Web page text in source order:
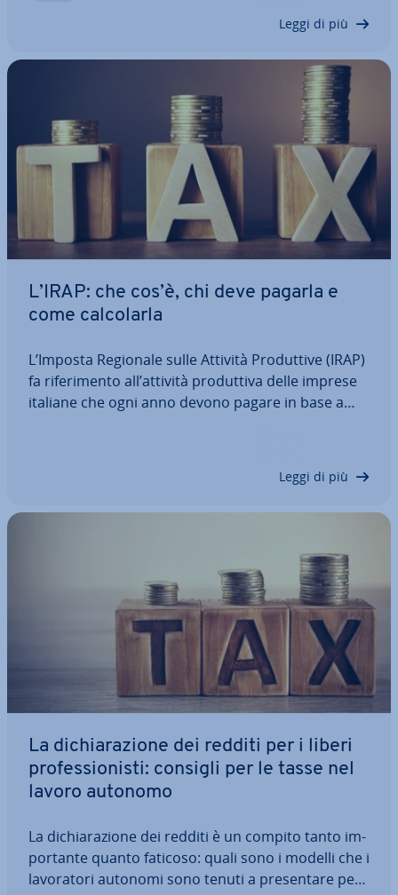
Leggi di più
L’IRAP: che cos’è, chi deve pagarla e
come cal­co­lar­la
L’Imposta Regionale sulle Attività Pro­dut­ti­ve (IRAP)
fa ri­fe­ri­men­to all’attività pro­dut­ti­va delle imprese
italiane che ogni anno devono pagare in base a
Leggi di più
La di­chia­ra­zio­ne dei redditi per i liberi
pro­fes­sio­ni­sti: consigli per le tasse nel
lavoro autonomo
La di­chia­ra­zio­ne dei redditi è un compito tanto im­
por­tan­te quanto faticoso: quali sono i modelli che i
la­vo­ra­to­ri autonomi sono tenuti a pre­sen­ta­re per